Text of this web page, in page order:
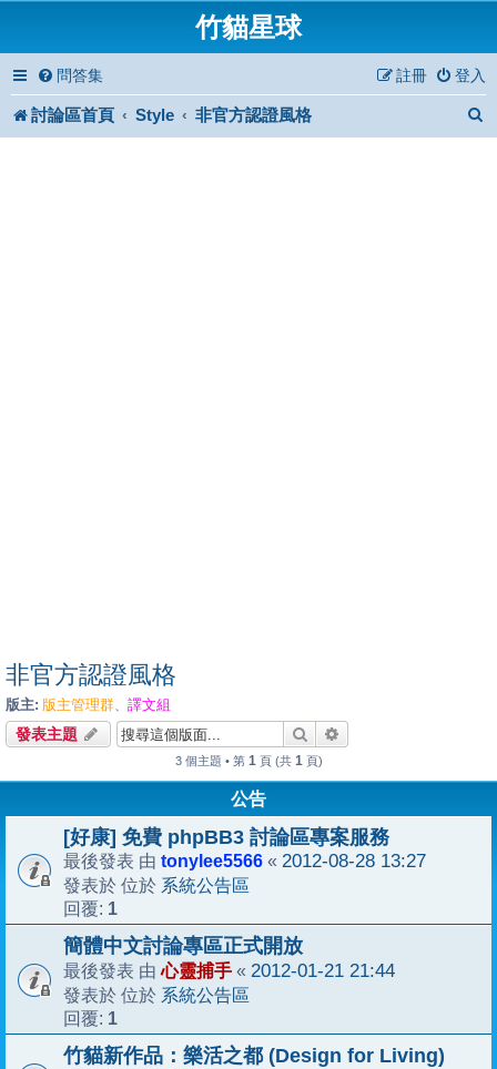
竹貓星球
問答集 登入
註冊
討論區首頁 Style 非官方認證風格
非官方認證風格
版主: 版主管理群、 譯文組
發表主題 搜尋
3 個主題 • 第 1 頁 (共 1 頁)
公告
[好康] 免費 phpBB3 討論區專案服務
最後發表 由 tonylee5566 « 2012-08-28 13:27
發表於 位於 系統公告區
回覆: 1
簡體中文討論專區正式開放
最後發表 由心靈捕手 « 2012-01-21 21:44
發表於 位於 系統公告區
回覆: 1
竹貓新作品：樂活之都 (Design for Living)